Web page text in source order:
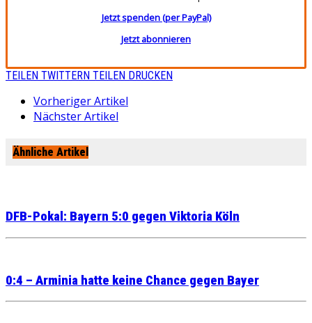
Jetzt spenden (per PayPal)
Jetzt abonnieren
TEILEN TWITTERN TEILEN DRUCKEN
Vorheriger Artikel
Nächster Artikel
Ähnliche Artikel
DFB-Pokal: Bayern 5:0 gegen Viktoria Köln
0:4 – Arminia hatte keine Chance gegen Bayer